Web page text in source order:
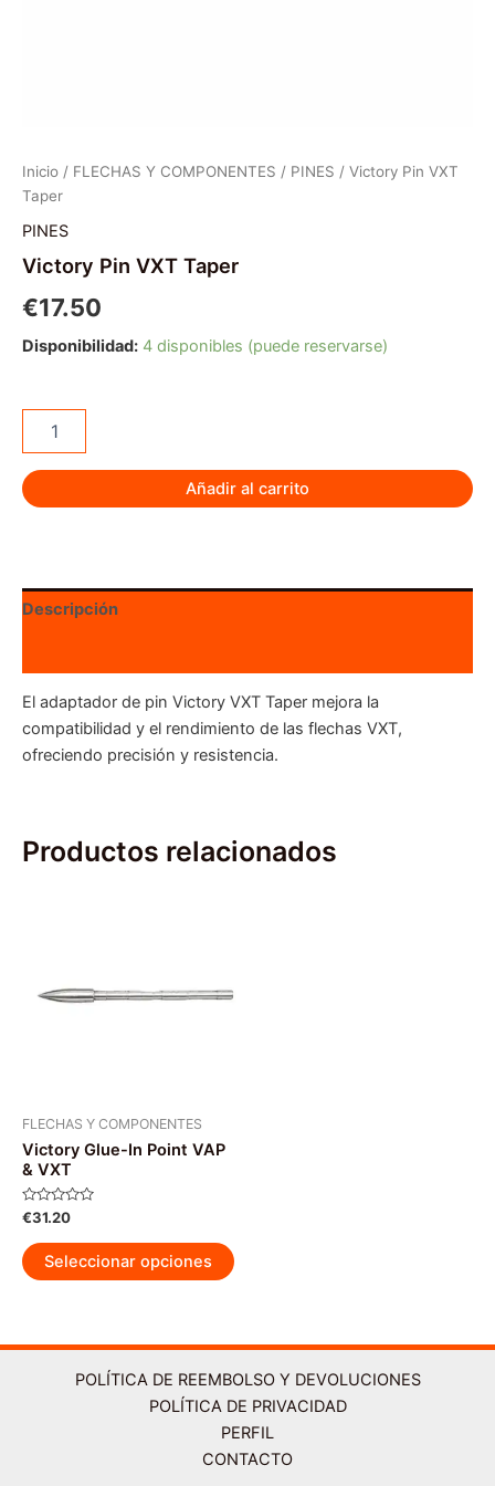
Inicio / FLECHAS Y COMPONENTES / PINES / Victory Pin VXT
Taper
PINES
Victory Pin VXT Taper
€17.50
Disponibilidad: 4 disponibles (puede reservarse)
Taper
cantidad
Añadir al carrito
Descripción
El adaptador de pin Victory VXT Taper mejora la
compatibilidad y el rendimiento de las flechas VXT,
ofreciendo precisión y resistencia.
Productos relacionados
FLECHAS Y COMPONENTES
Victory Glue-In Point VAP
& VXT
Valorado
de
5
€31.20
Seleccionar opciones
producto
variantes.
Las
opciones
se
pueden
POLÍTICA DE REEMBOLSO Y DEVOLUCIONES
POLÍTICA DE PRIVACIDAD
PERFIL
CONTACTO